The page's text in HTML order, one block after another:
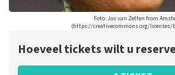
Foto: Jos van Zetten from
(https://creativecommons.org/licenses/
Hoeveel tickets wilt u